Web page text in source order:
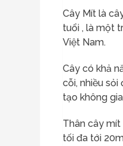
Cây Mít là
tuổi , là một
Việt Nam.
Cây có khả
cỗi, nhiều
tạo không
Thân cây
tối đa tới